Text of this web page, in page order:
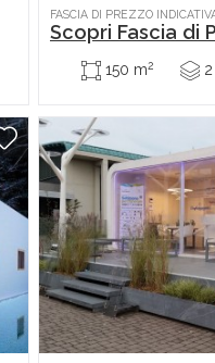
FASCIA DI PREZZO
Scopri Fascia di
150 m2 2